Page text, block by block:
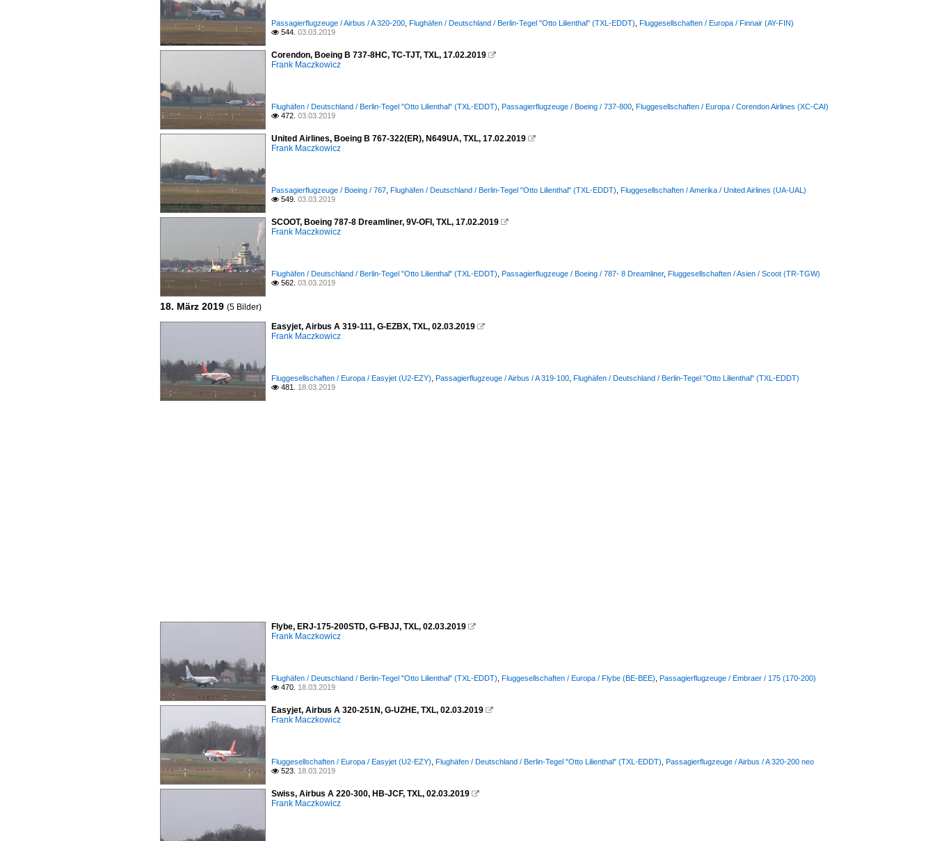
Passagierflugzeuge / Airbus / A 320-200 Flughäfen / Deutschland / Berlin-Tegel "Otto Lilienthal" (TXL-EDDT) Fluggesellschaften / Europa / Finnair (AY-FIN)
 544. 03.03.2019
Corendon, Boeing B 737-8HC, TC-TJT, TXL, 17.02.2019 
Frank Maczkowicz
Flughäfen / Deutschland / Berlin-Tegel "Otto Lilienthal" (TXL-EDDT) Passagierflugzeuge / Boeing / 737-800 Fluggesellschaften / Europa / Corendon Airlines (XC-CAI)
 472. 03.03.2019
United Airlines, Boeing B 767-322(ER), N649UA, TXL, 17.02.2019 
Frank Maczkowicz
Passagierflugzeuge / Boeing / 767 Flughäfen / Deutschland / Berlin-Tegel "Otto Lilienthal" (TXL-EDDT) Fluggesellschaften / Amerika / United Airlines (UA-UAL)
 549. 03.03.2019
SCOOT, Boeing 787-8 Dreamliner, 9V-OFI, TXL, 17.02.2019 
Frank Maczkowicz
Flughäfen / Deutschland / Berlin-Tegel "Otto Lilienthal" (TXL-EDDT) Passagierflugzeuge / Boeing / 787- 8 Dreamliner, Fluggesellschaften / Asien / Scoot (TR-TGW)
 562. 03.03.2019
18. März 2019 (5 Bilder)
Easyjet, Airbus A 319-111, G-EZBX, TXL, 02.03.2019 
Frank Maczkowicz
Fluggesellschaften / Europa / Easyjet (U2-EZY) Passagierflugzeuge / Airbus / A 319-100 Flughäfen / Deutschland / Berlin-Tegel "Otto Lilienthal" (TXL-EDDT)
 481. 18.03.2019
Flybe, ERJ-175-200STD, G-FBJJ, TXL, 02.03.2019 
Frank Maczkowicz
Flughäfen / Deutschland / Berlin-Tegel "Otto Lilienthal" (TXL-EDDT) Fluggesellschaften / Europa / Flybe (BE-BEE) Passagierflugzeuge / Embraer / 175 (170-200)
 470. 18.03.2019
Easyjet, Airbus A 320-251N, G-UZHE, TXL, 02.03.2019 
Frank Maczkowicz
Fluggesellschaften / Europa / Easyjet (U2-EZY) Flughäfen / Deutschland / Berlin-Tegel "Otto Lilienthal" (TXL-EDDT) Passagierflugzeuge / Airbus / A 320-200 neo
 523. 18.03.2019
Swiss, Airbus A 220-300, HB-JCF, TXL, 02.03.2019 
Frank Maczkowicz